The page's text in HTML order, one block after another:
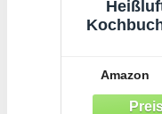
kochen
Amazon